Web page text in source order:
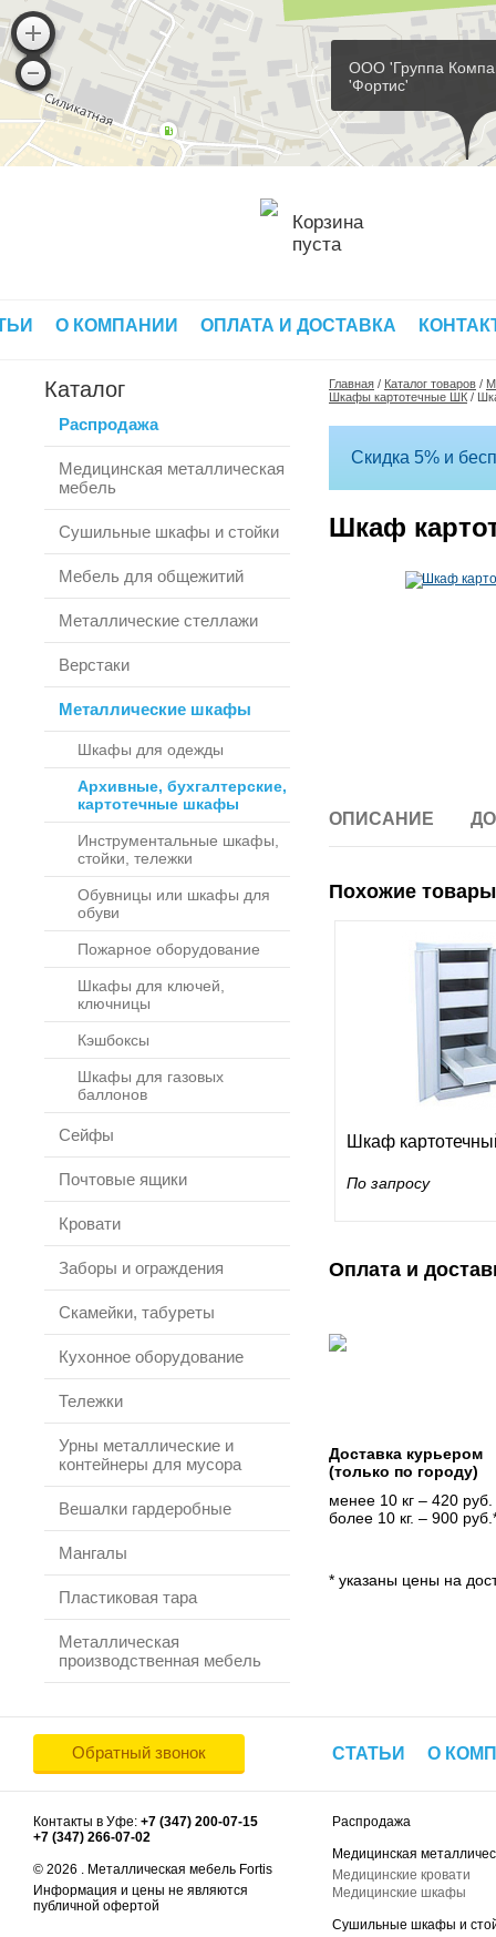
ООО 'Группа
'Фортис'
Корзина
пуста
О КОМПАНИИ ОПЛАТА И ДОСТАВКА
Каталог
Распродажа
Медицинская металлическая
мебель
Сушильные шкафы и стойки
Мебель для общежитий
Металлические стеллажи
Верстаки
Металлические шкафы
Шкафы для одежды
Архивные, бухгалтерские,
картотечные шкафы
Инструментальные шкафы,
стойки, тележки
Обувницы или шкафы для
обуви
Пожарное оборудование
Шкафы для ключей,
ключницы
Кэшбоксы
Шкафы для газовых
баллонов
Сейфы
Почтовые ящики
Кровати
Заборы и ограждения
Скамейки, табуреты
Кухонное оборудование
Тележки
Урны металлические и
контейнеры для мусора
Вешалки гардеробные
Мангалы
Пластиковая тара
Металлическая
производственная мебель
Главная / Каталог товаров /
Шкафы картотечные ШК /
Скидка 5% и
Шкаф
ОПИСАНИЕ
Похожие
Шкаф
По запросу
Оплата и
Доставка курьером
(только по городу)
менее 10 кг – 420 руб.
более 10 кг. – 900
* указаны цены на
Обратный звонок СТАТЬИ О
Контакты в Уфе: +7 (347) 200-07-15
+7 (347) 266-07-02
© 2026 . Металлическая мебель Fortis
Информация и цены не являются
публичной офертой
Распродажа
Медицинская
Медицинские кровати
Медицинские шкафы
Сушильные шкафы и